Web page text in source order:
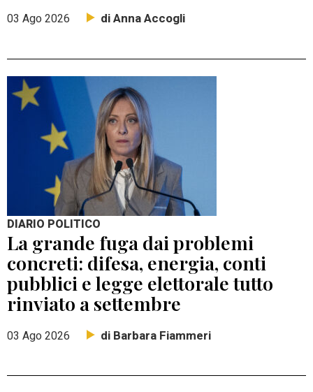
03 Ago 2026 di Anna Accogli
DIARIO POLITICO
La grande fuga dai problemi
concreti: difesa, energia, conti
pubblici e legge elettorale tutto
rinviato a settembre
03 Ago 2026 di Barbara Fiammeri